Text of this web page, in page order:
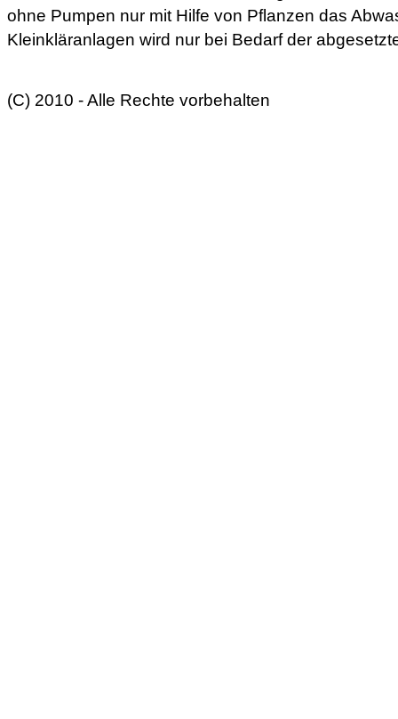
ohne Pumpen nur mit Hilfe von Pflanzen das
Kleinkläranlagen wird nur bei Bedarf der
(C) 2010 - Alle Rechte vorbehalten